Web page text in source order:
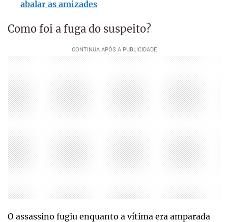
abalar as amizades
Como foi a fuga do suspeito?
O assassino fugiu enquanto a vítima era amparada